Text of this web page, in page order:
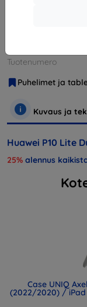
Tuotenumero
Puhelimet ja
Kuvaus ja
Huawei P10 Lite
25% alennus
Case UNIQ
(2022/2020) / iPad